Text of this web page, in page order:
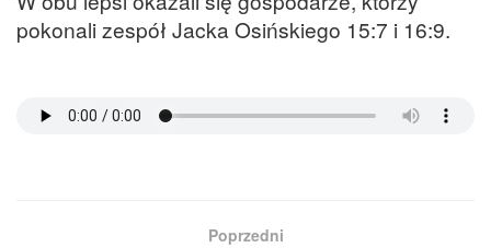
pokonali zespół Jacka Osińskiego 15:7 i 16:9.
Poprzedni